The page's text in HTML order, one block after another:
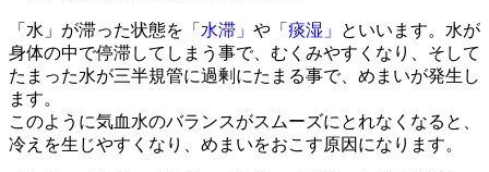
「水」が滞った状態を 「水滞」 や 「痰湿」
といいます。水が
身体の中で停滞してしまう事で、むくみやすくなり、そして
たまった水が三半規管に過剰にたまる事で、めまいが発生し
ます。
このように気血水のバランスがスムーズにとれなくなると、
冷えを生じやすくなり、めまいをおこす原因になります。